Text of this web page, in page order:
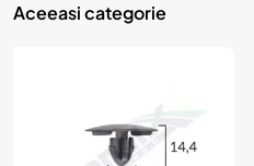
Aceeasi categorie